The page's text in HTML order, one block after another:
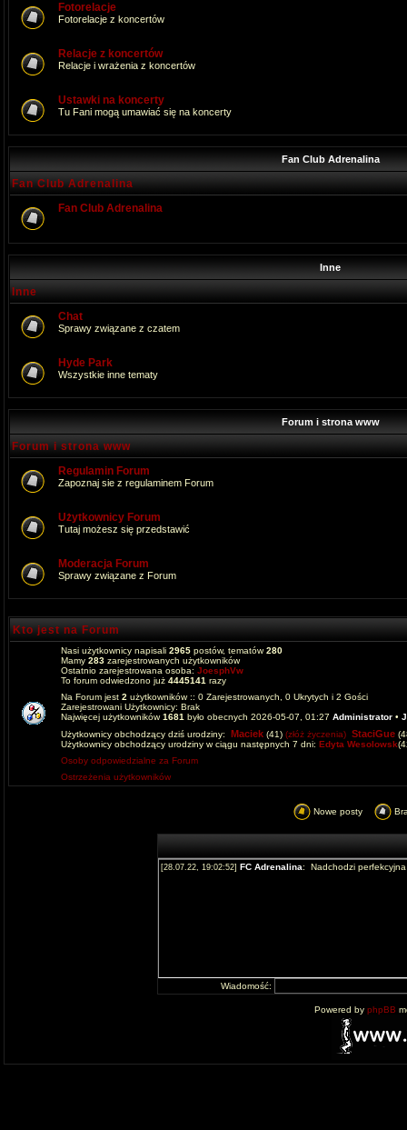
Fotorelacje
Fotorelacje z koncertów
Relacje z koncertów
Relacje i wrażenia z koncertów
Ustawki na koncerty
Tu Fani mogą umawiać się na koncerty
Fan Club Adrenalina
Fan Club Adrenalina
Fan Club Adrenalina
Inne
Inne
Chat
Sprawy związane z czatem
Hyde Park
Wszystkie inne tematy
Forum i strona www
Forum i strona www
Regulamin Forum
Zapoznaj sie z regulaminem Forum
Użytkownicy Forum
Tutaj możesz się przedstawić
Moderacja Forum
Sprawy związane z Forum
Kto jest na Forum
Nasi użytkownicy napisali 2965 postów, tematów280
Mamy 283 zarejestrowanych użytkowników
Ostatnio zarejestrowana osoba: JoesphVw
To forum odwiedzono już 4445141 razy
Na Forum jest 2 użytkowników :: 0 Zarejestrowanych, 0 Ukrytych i 2 Gości
Zarejestrowani Użytkownicy: Brak
Najwięcej użytkowników1681 było obecnych 2026-05-07, 01:27 Administrator •
Użytkownicy obchodzący dziś urodziny: Maciek (41) (złóż życzenia) StaciGue
Użytkownicy obchodzący urodziny w ciągu następnych 7 dni: Edyta Wesolowsk
Osoby odpowiedzialne za Forum
Ostrzeżenia użytkowników
Nowe posty
Wiadomość:
Powered by phpBB